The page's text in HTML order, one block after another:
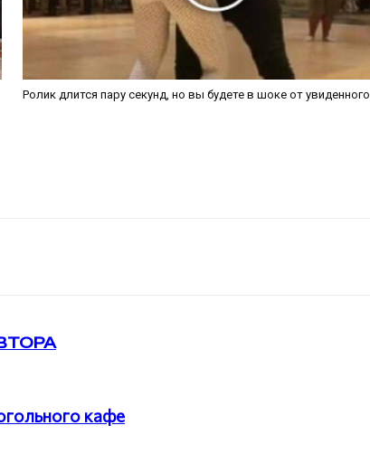
Ролик длится пару секунд, но вы будете в шоке от увиденного
кафе